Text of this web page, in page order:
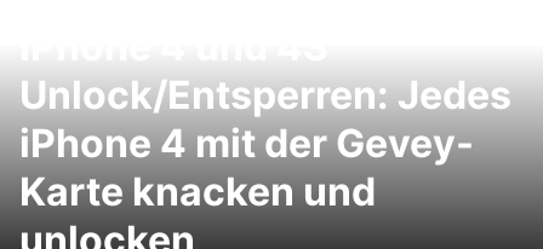
Unlock/Entsperren: Jedes
iPhone 4 mit der Gevey-
Karte knacken und